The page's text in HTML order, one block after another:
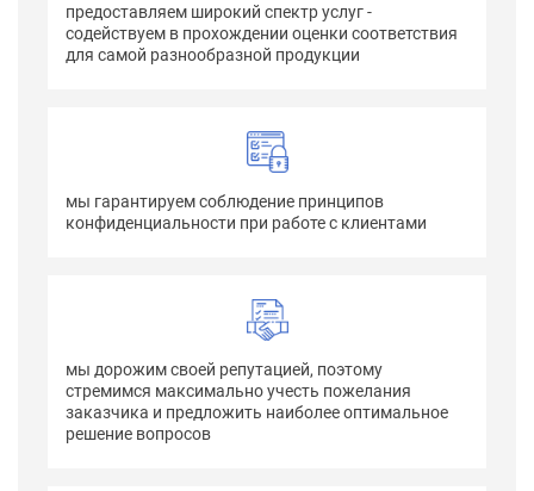
предоставляем широкий спектр услуг -
содействуем в прохождении оценки соответствия
для самой разнообразной продукции
мы гарантируем соблюдение принципов
конфиденциальности при работе с клиентами
мы дорожим своей репутацией, поэтому
стремимся максимально учесть пожелания
заказчика и предложить наиболее оптимальное
решение вопросов